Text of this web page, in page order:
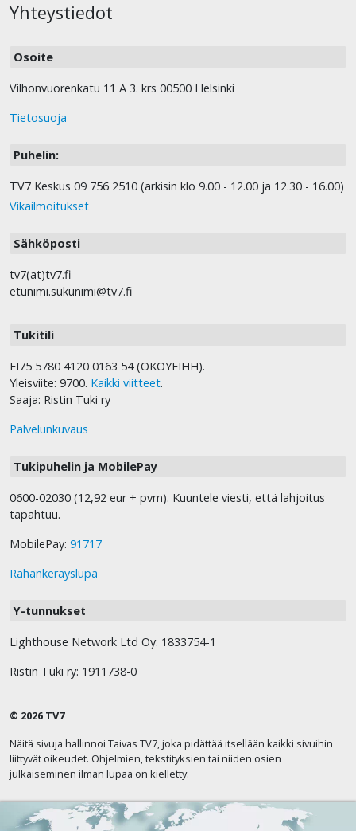
Yhteystiedot
Osoite
Vilhonvuorenkatu 11 A 3. krs 00500 Helsinki
Tietosuoja
Puhelin:
TV7 Keskus 09 756 2510 (arkisin klo 9.00 - 12.00 ja 12.30 - 16.00)
Vikailmoitukset
Sähköposti
tv7(at)tv7.fi
etunimi.sukunimi@tv7.fi
Tukitili
FI75 5780 4120 0163 54 (OKOYFIHH).
Yleisviite: 9700. Kaikki viitteet.
Saaja: Ristin Tuki ry
Palvelunkuvaus
Tukipuhelin ja MobilePay
0600-02030 (12,92 eur + pvm). Kuuntele viesti, että lahjoitus
tapahtuu.
MobilePay: 91717
Rahankeräyslupa
Y-tunnukset
Lighthouse Network Ltd Oy: 1833754-1
Ristin Tuki ry: 1911738-0
© 2026 TV7
Näitä sivuja hallinnoi Taivas TV7, joka pidättää itsellään kaikki sivuihin
liittyvät oikeudet. Ohjelmien, tekstityksien tai niiden osien
julkaiseminen ilman lupaa on kielletty.